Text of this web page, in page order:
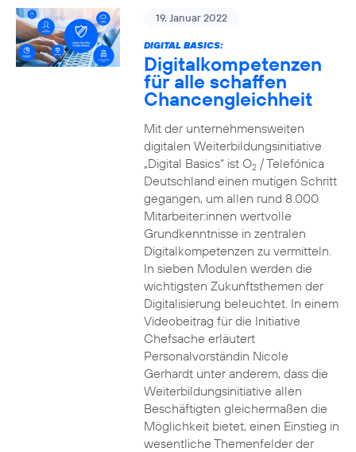
19. Januar 2022
DIGITAL BASICS:
Digitalkompetenzen
für alle schaffen
Chancengleichheit
Mit der unternehmensweiten
digitalen Weiterbildungsinitiative
„Digital Basics“ ist O2/ Telefónica
Deutschland einen mutigen Schritt
gegangen, um allen rund 8.000
Mitarbeiter:innen wertvolle
Grundkenntnisse in zentralen
Digitalkompetenzen zu vermitteln.
In sieben Modulen werden die
wichtigsten Zukunftsthemen der
Digitalisierung beleuchtet. In einem
Videobeitrag für die Initiative
Chefsache erläutert
Personalvorständin Nicole
Gerhardt unter anderem, dass die
Weiterbildungsinitiative allen
Beschäftigten gleichermaßen die
Möglichkeit bietet, einen Einstieg in
wesentliche Themenfelder der